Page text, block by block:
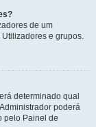
de um
e grupos.
determinado qual
poderá
pelo Painel de